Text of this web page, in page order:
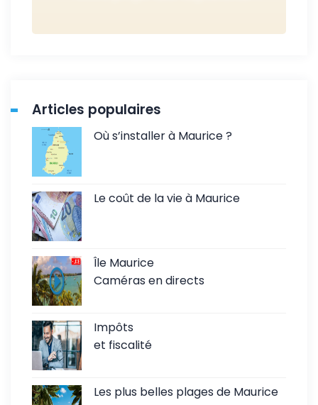
Articles populaires
Où s’installer à Maurice ?
Le coût de la vie à Maurice
Île Maurice
Caméras en directs
Impôts
et fiscalité
Les plus belles plages de Maurice